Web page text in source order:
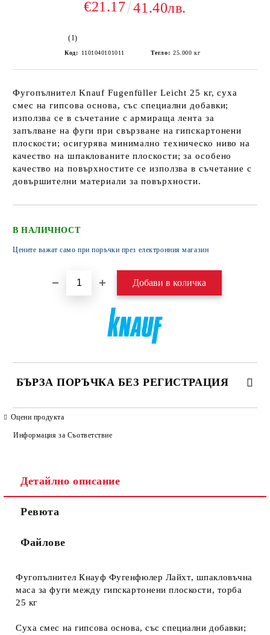
€21.17 41.40лв.
(1)
Код: 1101040101011 Тегло: 25.000 кг
Фугопълнител Knauf Fugenfüller Leicht 25 кг, суха
смес на гипсова основа, със специални добавки;
използва се в съчетание с армираща лента за
запълване на фуги при свързване на гипскартонени
плоскости; осигурява минимално техническо ниво на
качество на шпаклованите плоскости; за особено
качество на повърхностите се използва в съчетание с
довършителни материали за повърхности.
В НАЛИЧНОСТ
Цените важат само при поръчки през електронния магазин
БЪРЗА ПОРЪЧКА БЕЗ РЕГИСТРАЦИЯ
цена не включва транспорт.
Оцени продукта
Информация за Съответствие
Детайлно описание
Ревюта
Файлове
Фугопълнител Кнауф Фугенфюлер Лайхт, шпакловъчна
маса за фуги между гипскартонени плоскости, торба
25 кг
Суха смес на гипсова основа, със специални добавки;